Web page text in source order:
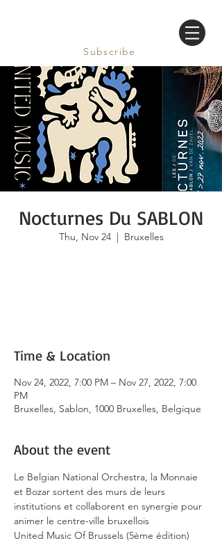
Subscribe
Nocturnes Du SABLON
Thu, Nov 24
  |
Bruxelles
Time & Location
Nov 24, 2022, 7:00 PM – Nov 27, 2022, 7:00
PM
Bruxelles, Sablon, 1000 Bruxelles, Belgique
About the event
Le Belgian National Orchestra, la Monnaie
et Bozar sortent des murs de leurs
institutions et collaborent en synergie pour
animer le centre-ville bruxellois
United Music Of Brussels (5ème édition)